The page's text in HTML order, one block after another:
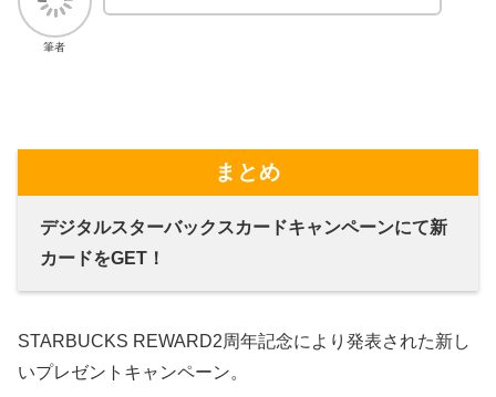
筆者
まとめ
デジタルスターバックスカードキャンペーンにて新
カードをGET！
STARBUCKS REWARD2周年記念により発表された新し
いプレゼントキャンペーン。